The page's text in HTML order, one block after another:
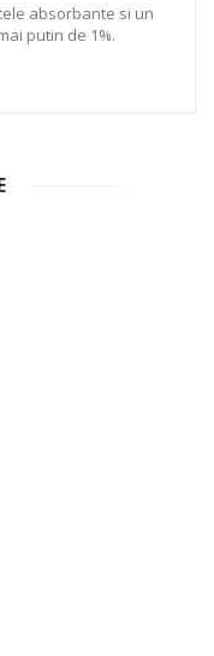
absorbante si un
putin de 1%.